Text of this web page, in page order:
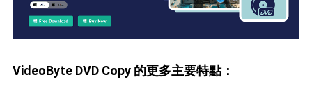
VideoByte DVD Copy 的更多主要特點：